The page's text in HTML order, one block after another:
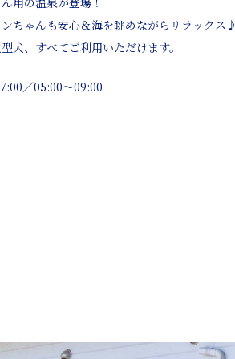
ちゃんも安心＆海を眺めながらリラックス♪
犬、すべてご利用いただけます。
／05:00～09:00